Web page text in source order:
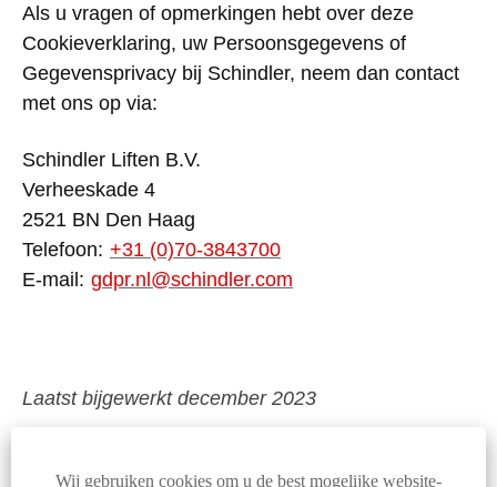
Wij gebruiken cookies om u de best mogelijke website-
Als u vragen of opmerkingen hebt over deze
Cookieverklaring, uw Persoonsgegevens of
Gegevensprivacy bij Schindler, neem dan contact
met ons op via:
Schindler Liften B.V.
Verheeskade 4
2521 BN Den Haag
Telefoon: +31 (0)70-3843700
E-mail: gdpr.nl@schindler.com
Laatst bijgewerkt december2023
© Schindler 2026